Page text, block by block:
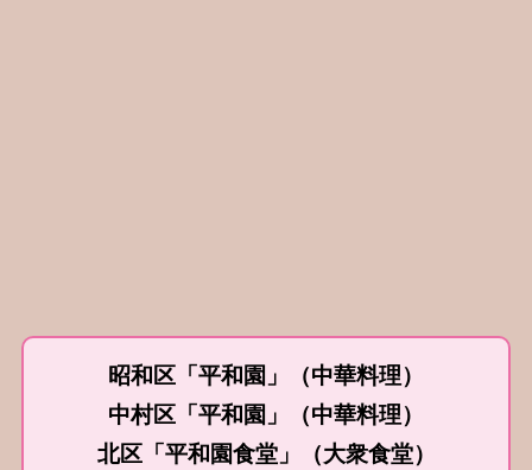
昭和区「平和園」（中華料理）
中村区「平和園」（中華料理）
北区「平和園食堂」（大衆食堂）